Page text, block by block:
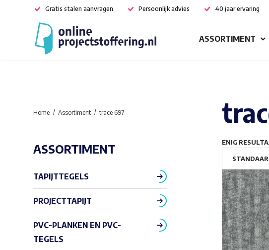
Gratis stalen aanvragen Persoonlijk advies 40 jaar ervaring
ASSORTIMENT
ENIG
Home Assortiment trace 697
ASSORTIMENT
TAPIJTTEGELS
PROJECTTAPIJT
PVC-PLANKEN EN PVC-
TEGELS